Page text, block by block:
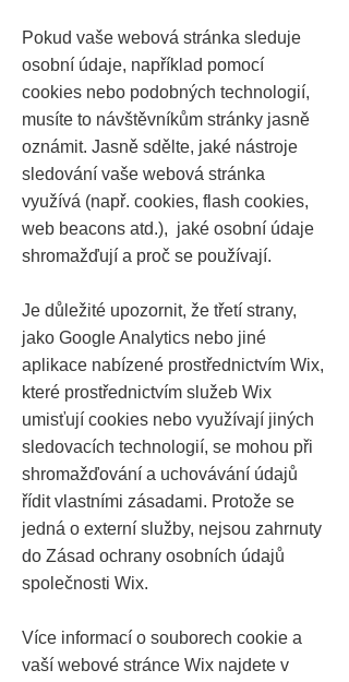
Pokud vaše webová stránka sleduje
osobní údaje, například pomocí
cookies nebo podobných technologií,
musíte to návštěvníkům stránky jasně
oznámit. Jasně sdělte, jaké nástroje
sledování vaše webová stránka
využívá (např. cookies, flash cookies,
web beacons atd.), jaké osobní údaje
shromažďují a proč se používají.
Je důležité upozornit, že třetí strany,
jako Google Analytics nebo jiné
aplikace nabízené prostřednictvím Wix,
které prostřednictvím služeb Wix
umisťují cookies nebo využívají jiných
sledovacích technologií, se mohou při
shromažďování a uchovávání údajů
řídit vlastními zásadami. Protože se
jedná o externí služby, nejsou zahrnuty
do Zásad ochrany osobních údajů
společnosti Wix.
Více informací o souborech cookie a
vaší webové stránce Wix najdete v